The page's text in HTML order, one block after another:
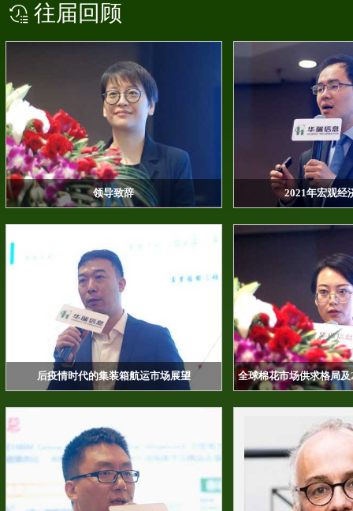
往届回顾
领导致辞 2021年宏观经
后疫情时代的集装箱航运市场展望 全球棉花市场供求格局